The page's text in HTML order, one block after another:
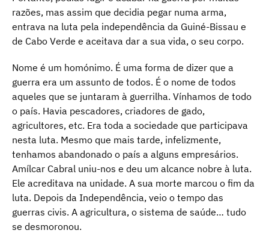
razões, mas assim que decidia pegar numa arma,
entrava na luta pela independência da Guiné-Bissau e
de Cabo Verde e aceitava dar a sua vida, o seu corpo.
Nome é um homónimo. É uma forma de dizer que a
guerra era um assunto de todos. É o nome de todos
aqueles que se juntaram à guerrilha. Vínhamos de todo
o país. Havia pescadores, criadores de gado,
agricultores, etc. Era toda a sociedade que participava
nesta luta. Mesmo que mais tarde, infelizmente,
tenhamos abandonado o país a alguns empresários.
Amílcar Cabral uniu-nos e deu um alcance nobre à luta.
Ele acreditava na unidade. A sua morte marcou o fim da
luta. Depois da Independência, veio o tempo das
guerras civis. A agricultura, o sistema de saúde… tudo
se desmoronou.